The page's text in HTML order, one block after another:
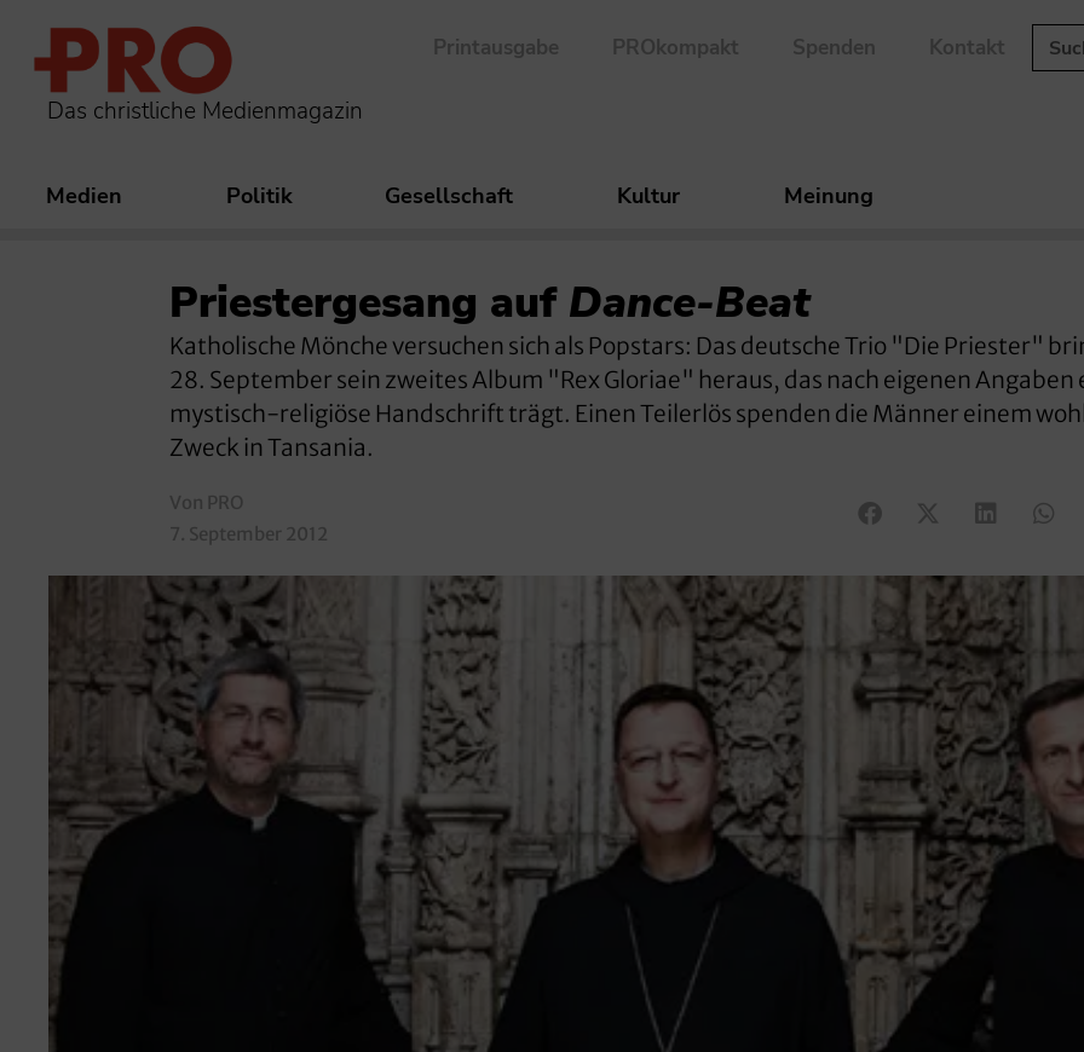
Das christliche Medienmagazin
Printausgabe PROkompakt Spenden Kontakt
Medien Politik Gesellschaft Kultur Meinung
Priestergesang auf Dance-Beat
Katholische Mönche versuchen sich als Popstars: Das deutsche Trio "Die Priester"
28. September sein zweites Album "Rex Gloriae" heraus, das nach eigenen Angaben
mystisch-religiöse Handschrift trägt. Einen Teilerlös spenden die Männer einem
Zweck in Tansania.
Von PRO
7. September 2012